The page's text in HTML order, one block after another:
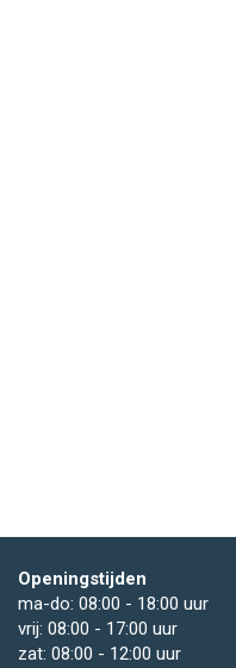
Openingstijden
ma-do: 08:00 - 18:00 uur
vrij: 08:00 - 17:00 uur
zat: 08:00 - 12:00 uur